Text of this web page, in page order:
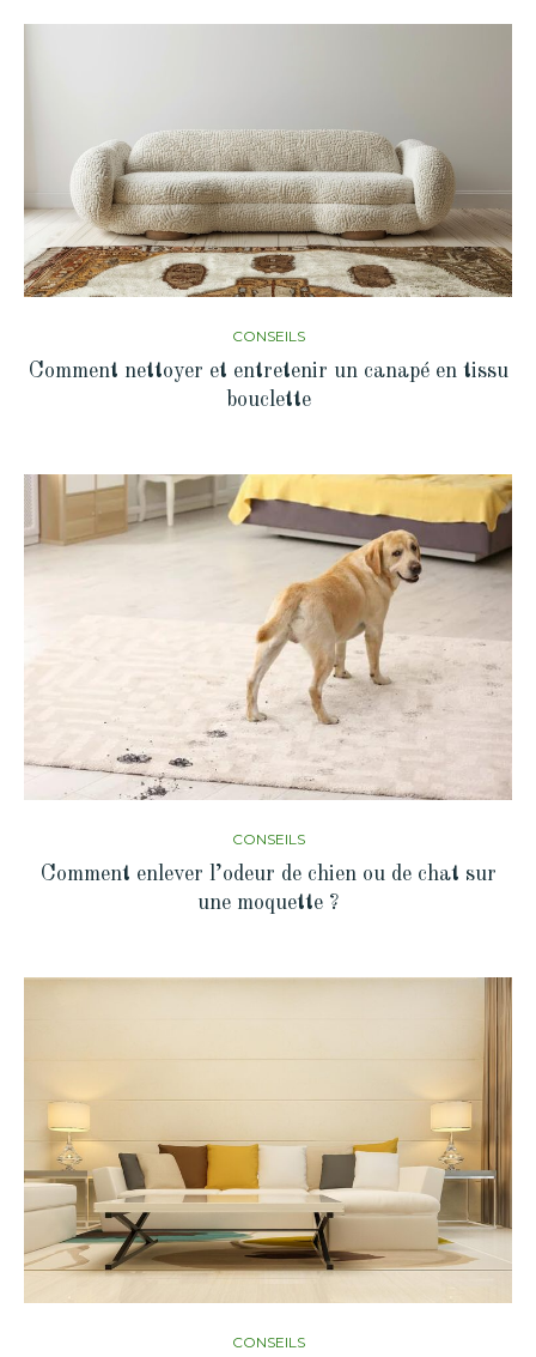
CONSEILS
Comment nettoyer et entretenir un canapé en tissu
bouclette
CONSEILS
Comment enlever l’odeur de chien ou de chat sur
une moquette ?
CONSEILS